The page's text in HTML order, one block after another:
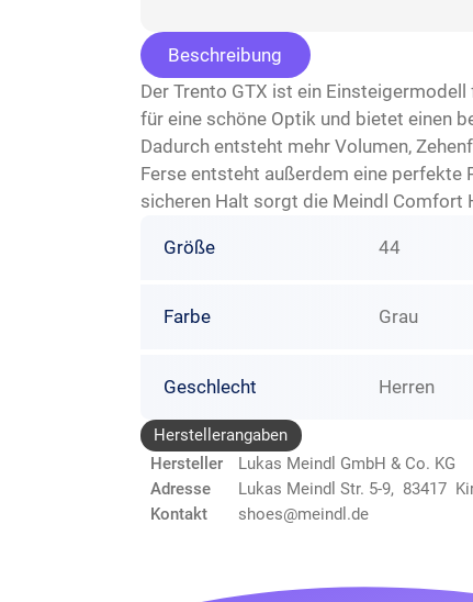
Beschreibung
Der Trento GTX ist ein
für eine schöne Optik und bietet einen
Dadurch entsteht mehr Volumen,
Ferse entsteht außerdem eine perfekte
sicheren Halt sorgt die Meindl Comfort
Größe 44
Farbe Grau
Geschlecht Herren
Herstellerangaben
Hersteller
Lukas Meindl GmbH & Co. KG
Adresse
Lukas Meindl Str. 5-9, 83417
Kontakt
shoes@meindl.de